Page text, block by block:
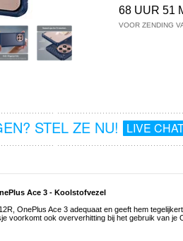
68 UUR 51
VOOR ZENDING
STEL ZE NU! LIVE
Ace 3 - Koolstofvezel
OnePlus Ace 3 adequaat en geeft hem
voorkomt ook oververhitting bij het gebruik van je